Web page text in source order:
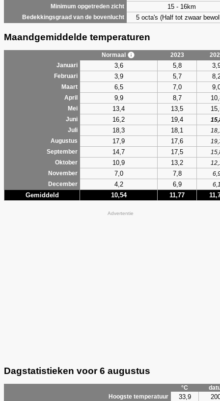
Minimum opgetreden zicht 15 - 16km
Bedekkingsgraad van de bovenlucht 5 octa's (Half tot zwaar
Maandgemiddelde temperaturen
Normaal 2023
Januari
3,6 5,8
Februari 3,9 5,7
Maart 6,5 7,0
April 9,9 8,7
Mei 13,4 13,5
Juni 16,2 19,4
Juli
18,3 18,1
Augustus
17,9 17,6
September
14,7 17,5
Oktober
10,9 13,2
November
7,0 7,8
December
4,2 6,9
Gemiddeld 10,54 11,77
Advertentie
Dagstatistieken voor 6 augustus
°C
Hoogste temperatuur
33,9